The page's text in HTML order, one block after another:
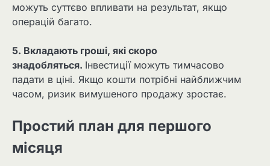
можуть суттєво впливати на результат, якщо
операцій багато.
5. Вкладають гроші, які скоро
знадобляться. Інвестиції можуть тимчасово
падати в ціні. Якщо кошти потрібні найближчим
часом, ризик вимушеного продажу зростає.
Простий план для першого
місяця